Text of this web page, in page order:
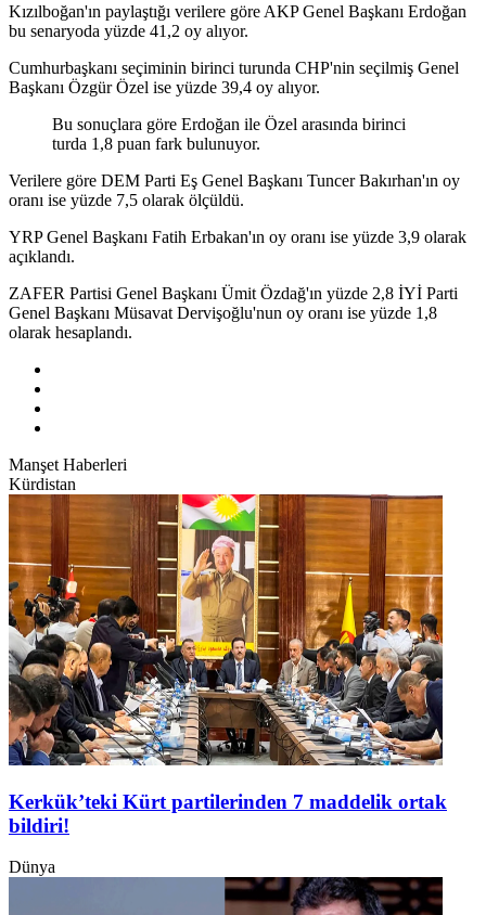
Kızılboğan'ın paylaştığı verilere göre AKP Genel Başkanı Erdoğan
bu senaryoda yüzde 41,2 oy alıyor.
Cumhurbaşkanı seçiminin birinci turunda CHP'nin seçilmiş Genel
Başkanı Özgür Özel ise yüzde 39,4 oy alıyor.
Bu sonuçlara göre Erdoğan ile Özel arasında birinci
turda 1,8 puan fark bulunuyor.
Verilere göre DEM Parti Eş Genel Başkanı Tuncer Bakırhan'ın oy
oranı ise yüzde 7,5 olarak ölçüldü.
YRP Genel Başkanı Fatih Erbakan'ın oy oranı ise yüzde 3,9 olarak
açıklandı.
ZAFER Partisi Genel Başkanı Ümit Özdağ'ın yüzde 2,8 İYİ Parti
Genel Başkanı Müsavat Dervişoğlu'nun oy oranı ise yüzde 1,8
olarak hesaplandı.
Manşet Haberleri
Kürdistan
Kerkük’teki Kürt partilerinden 7 maddelik ortak
bildiri!
Dünya